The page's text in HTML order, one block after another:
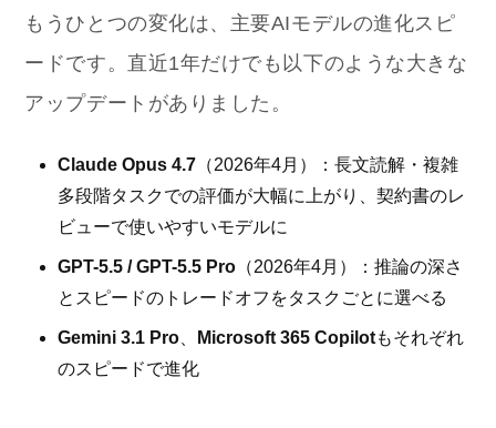
もうひとつの変化は、主要AIモデルの進化スピ
ードです。直近1年だけでも以下のような大きな
アップデートがありました。
Claude Opus 4.7 （2026年4月）：長文読解・複雑
多段階タスクでの評価が大幅に上がり、契約書のレ
ビューで使いやすいモデルに
GPT-5.5 / GPT-5.5 Pro （2026年4月）：推論の深さ
とスピードのトレードオフをタスクごとに選べる
Gemini 3.1 Pro Microsoft 365 Copilotもそれぞれ
のスピードで進化